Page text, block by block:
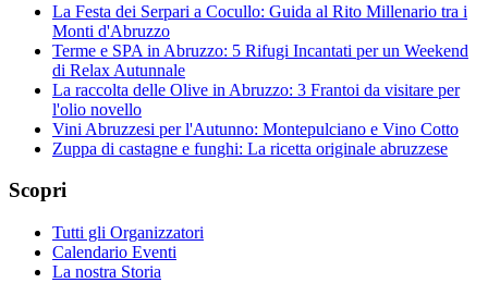
La Festa dei Serpari a Cocullo: Guida al Rito Millenario tra i
Monti d'Abruzzo
Terme e SPA in Abruzzo: 5 Rifugi Incantati per un Weekend
di Relax Autunnale
La raccolta delle Olive in Abruzzo: 3 Frantoi da visitare per
l'olio novello
Vini Abruzzesi per l'Autunno: Montepulciano e Vino Cotto
Zuppa di castagne e funghi: La ricetta originale abruzzese
Scopri
Tutti gli Organizzatori
Calendario Eventi
La nostra Storia